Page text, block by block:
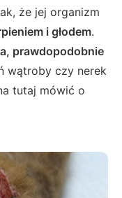
że jej organizm
i głodem.
prawdopodobnie
wątroby czy nerek
tutaj mówić o